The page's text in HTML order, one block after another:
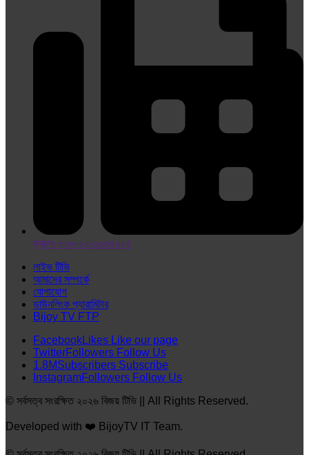
ফ্যাক্সঃ +৮৮-০২-৯৬৬৪৯৮৪
লাইভ টিভি
আমাদের সম্পর্কে
যোগাযোগ
ডাউনলিংক প্যারামিটার
Bijoy TV FTP
FacebookLikes Like our page
TwitterFollowers Follow Us
1.8MSubscribers Subscribe
InstagramFollowers Follow Us
© সর্বসত্ব সংরক্ষিত ২০২৬ বিজয় টিভি || All Rights Reserved.
Developed with ❤️ BijoyTV IT Team.